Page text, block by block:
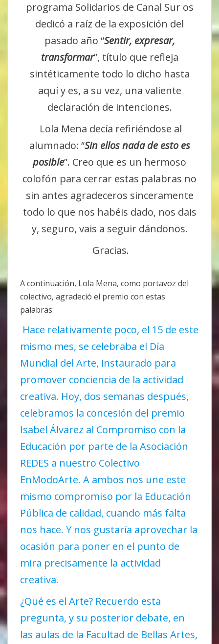
programa Solidarios de Canal Sur os
dedicó a raíz de la exposición del
pasado año “Sentir, expresar,
transformar”, título que refleja
sintéticamente todo lo dicho hasta
aquí y es, a su vez, una valiente
declaración de intenciones.
Lola Mena decía refiriéndose al
alumnado: “Sin ellos nada de esto es
posible”. Creo que es un hermoso
colofón para cerrar estas palabras no
sin antes agradeceros sinceramente
todo lo que nos habéis dado, nos dais
y, seguro, vais a seguir dándonos.
Gracias.
A continuación, Lola Mena, como portavoz del
colectivo, agradeció el premio con estas
palabras:
Hace relativamente poco, el 15 de este
mismo mes, se celebraba el Día
Mundial del Arte, instaurado para
promover conciencia de la actividad
creativa. Hoy, dos semanas después,
celebramos la concesión del premio
Isabel Álvarez al Compromiso con la
Educación por parte de la Asociación
REDES a nuestro Colectivo
EnModoArte. A ambos nos une este
mismo compromiso por la Educación
Pública de calidad, cuando más falta
nos hace. Y nos gustaría aprovechar la
ocasión para poner en el punto de
mira precisamente la actividad
creativa.
¿Qué es el Arte? Recuerdo esta
pregunta, y su posterior debate, en
las aulas de la Facultad de Bellas Artes,